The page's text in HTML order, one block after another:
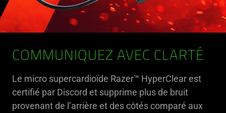
COMMUNIQUEZ AVEC CLARTÉ
Le micro supercardioïde Razer™ HyperClear est
certifié par Discord et supprime plus de bruit
provenant de l’arrière et des côtés comparé aux